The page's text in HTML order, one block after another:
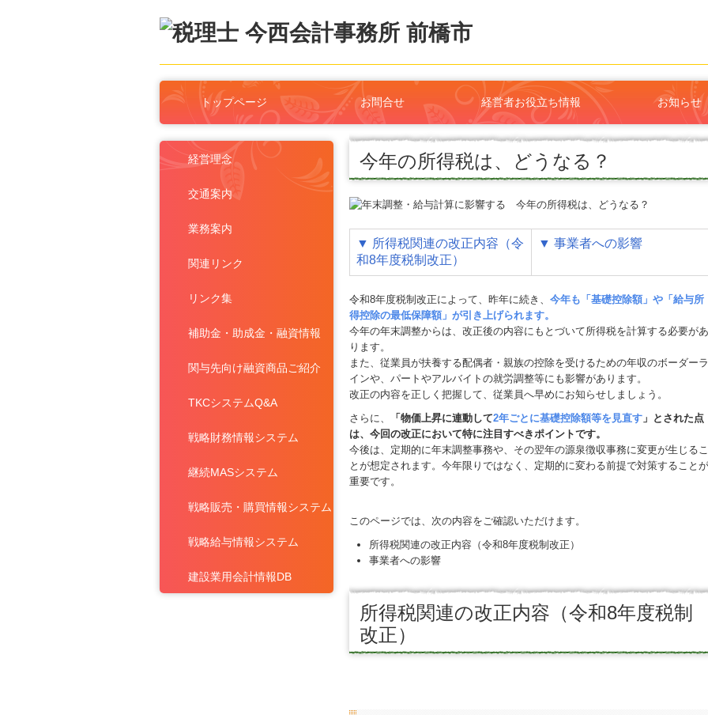
トップページ お問合せ 経営者お役立ち情報 お知らせ
経営理念
交通案内
業務案内
関連リンク
リンク集
補助金・助成金・融資情報
関与先向け融資商品ご紹介
TKCシステムQ&A
戦略財務情報システム
継続MASシステム
戦略販売・購買情報システム
戦略給与情報システム
建設業用会計情報DB
今年の所得税は、どうなる？
▼ 所得税関連の改正内容（令
和8年度税制改正）
▼ 事業者への影響
令和8年度税制改正によって、昨年に続き、 今年も「基礎控除額」や「給与所
得控除の最低保障額」が引き上げられます。
今年の年末調整からは、改正後の内容にもとづいて所得税を計算する必要があ
ります。
また、従業員が扶養する配偶者・親族の控除を受けるための年収のボーダーラ
インや、パートやアルバイトの就労調整等にも影響があります。
改正の内容を正しく把握して、従業員へ早めにお知らせしましょう。
さらに、
「物価上昇に連動して2年ごとに基礎控除額等を見直す 」とされた点
は、今回の改正において特に注目すべきポイントです。
今後は、定期的に年末調整事務や、その翌年の源泉徴収事務に変更が生じるこ
とが想定されます。今年限りではなく、定期的に変わる前提で対策することが
重要です。
このページでは、次の内容をご確認いただけます。
所得税関連の改正内容（令和8年度税制改正）
事業者への影響
所得税関連の改正内容（令和8年度税制
改正）